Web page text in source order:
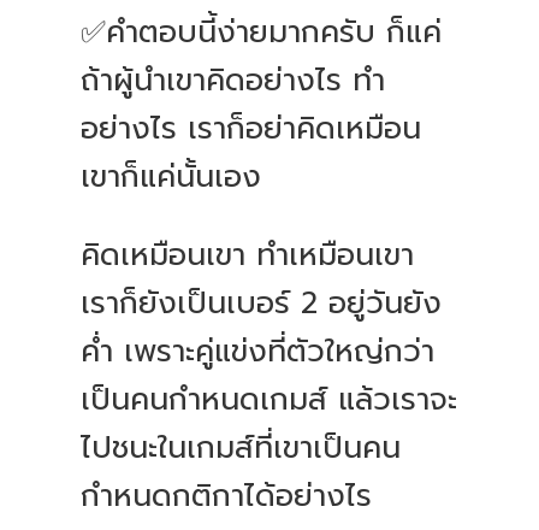
✅คำตอบนี้ง่ายมากครับ ก็แค่
ถ้าผู้นำเขาคิดอย่างไร ทำ
อย่างไร เราก็อย่าคิดเหมือน
เขาก็แค่นั้นเอง
คิดเหมือนเขา ทำเหมือนเขา
เราก็ยังเป็นเบอร์ 2 อยู่วันยัง
ค่ำ เพราะคู่แข่งที่ตัวใหญ่กว่า
เป็นคนกำหนดเกมส์ แล้วเราจะ
ไปชนะในเกมส์ที่เขาเป็นคน
กำหนดกติกาได้อย่างไร